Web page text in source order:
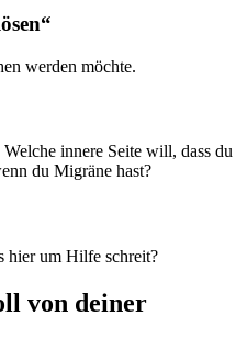
werden möchte.
innere Seite will, dass du
du Migräne hast?
hier um Hilfe schreit?
von deiner